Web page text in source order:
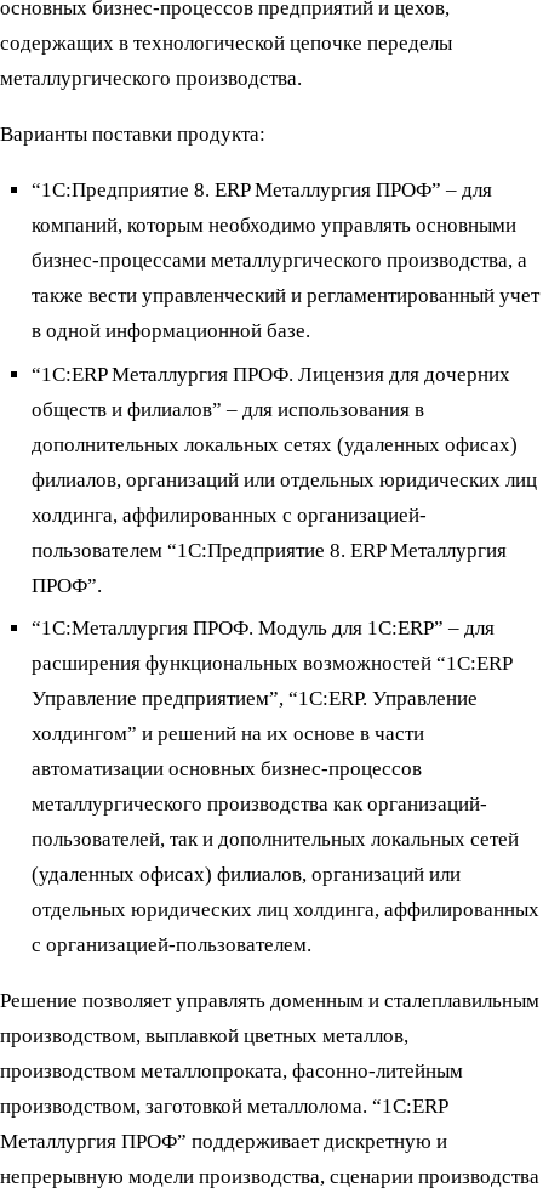
основных бизнес-процессов предприятий и цехов,
содержащих в технологической цепочке переделы
металлургического производства.
Варианты поставки продукта:
“1С:Предприятие 8. ERP Металлургия ПРОФ” – для
компаний, которым необходимо управлять основными
бизнес-процессами металлургического производства, а
также вести управленческий и регламентированный учет
в одной информационной базе.
“1С:ERP Металлургия ПРОФ. Лицензия для дочерних
обществ и филиалов” – для использования в
дополнительных локальных сетях (удаленных офисах)
филиалов, организаций или отдельных юридических лиц
холдинга, аффилированных с организацией-
пользователем “1С:Предприятие 8. ERP Металлургия
ПРОФ”.
“1С:Металлургия ПРОФ. Модуль для 1С:ERP” – для
расширения функциональных возможностей “1С:ERP
Управление предприятием”, “1С:ERP. Управление
холдингом” и решений на их основе в части
автоматизации основных бизнес-процессов
металлургического производства как организаций-
пользователей, так и дополнительных локальных сетей
(удаленных офисах) филиалов, организаций или
отдельных юридических лиц холдинга, аффилированных
с организацией-пользователем.
Решение позволяет управлять доменным и сталеплавильным
производством, выплавкой цветных металлов,
производством металлопроката, фасонно-литейным
производством, заготовкой металлолома. “1С:ERP
Металлургия ПРОФ” поддерживает дискретную и
непрерывную модели производства, сценарии производства